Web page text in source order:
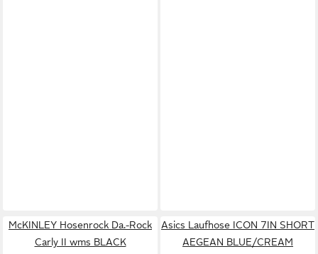
McKINLEY Hosenrock Da.-Rock
Carly II wms BLACK
Asics Laufhose ICON 7IN SHORT
AEGEAN BLUE/CREAM